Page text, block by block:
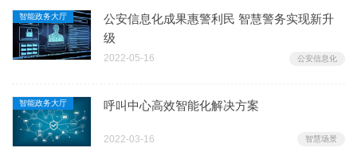
智能政务大厅
公安信息化成果惠警利民 智慧警务实现新升
级
2022-05-16 公安信息化
智能政务大厅 呼叫中心高效智能化解决方案
2022-03-16 智慧场景